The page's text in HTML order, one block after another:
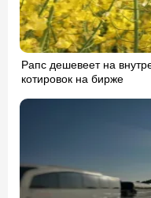
Рапс дешевеет на
котировок на бирже